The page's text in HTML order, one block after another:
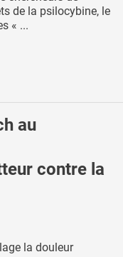
de la psilocybine, le
« ...
au
contre la
la douleur